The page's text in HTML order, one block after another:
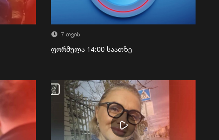
7 თვის
ფორმულა 14:00 საათზე